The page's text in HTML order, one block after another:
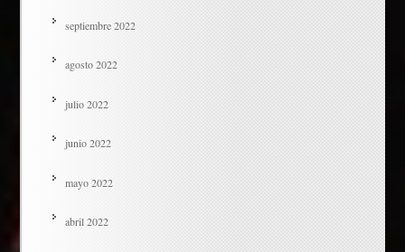
septiembre 2022
agosto 2022
julio 2022
junio 2022
mayo 2022
abril 2022